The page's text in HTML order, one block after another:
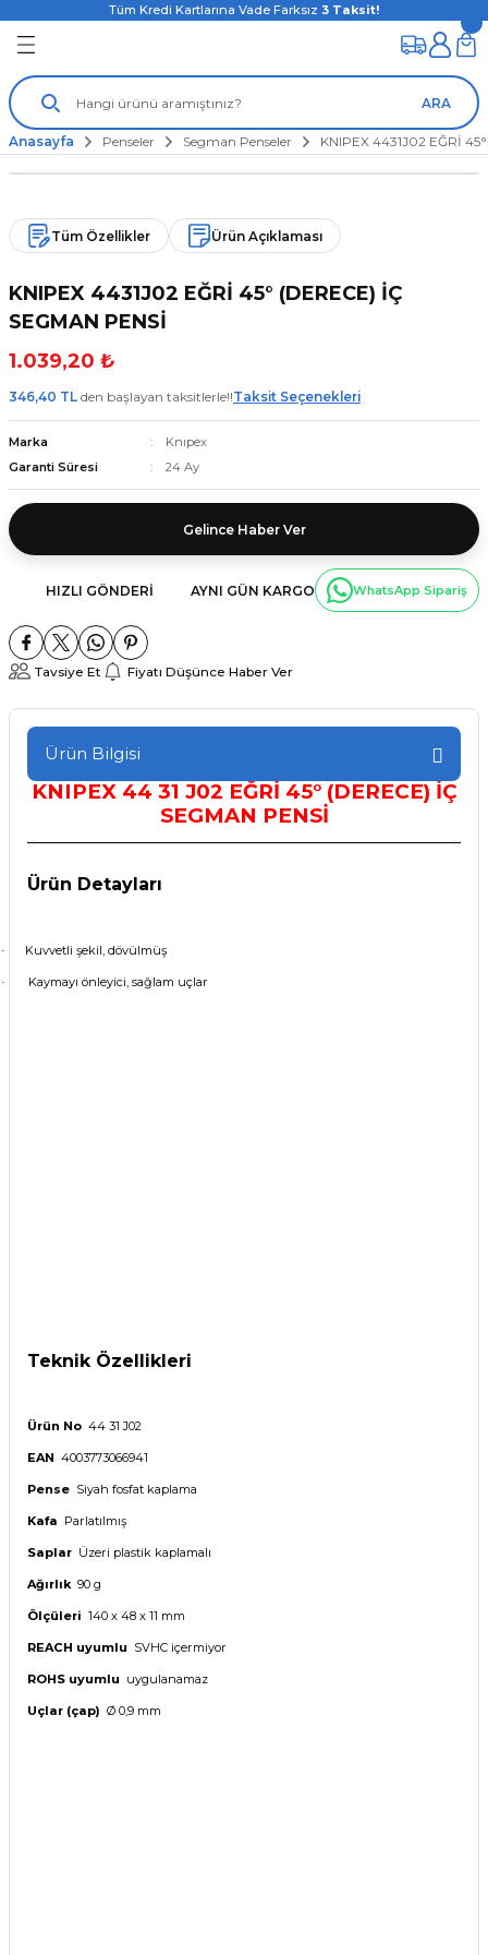
Tüm Kredi Kartlarına Vade Farksız 3 Taksit!
ARA
Anasayfa Penseler Segman Penseler KNIPEX 4431J02 EĞRİ
Tüm Özellikler Ürün Açıklaması
KNIPEX 4431J02 EĞRİ 45° (DERECE) İÇ
SEGMAN PENSİ
1.039,20 ₺
346,40 TL den başlayan taksitlerle!!Taksit Seçenekleri
Marka
Knıpex
Garanti Süresi
24 Ay
Gelince Haber Ver
HIZLI GÖNDERI AYNI GÜN KARGO WhatsApp Sipariş
Tavsiye Et Fiyatı Düşünce Haber Ver
Ürün Bilgisi
KNIPEX 44 31 J02 EĞRİ 45° (DERECE) İÇ
SEGMAN PENSİ
Ürün Detayları
· Kuvvetli şekil, dövülmüş
· Kaymayı önleyici, sağlam uçlar
Teknik Özellikleri
Ürün No 44 31 J02
EAN 4003773066941
Pense Siyah fosfat kaplama
Kafa Parlatılmış
Saplar Üzeri plastik kaplamalı
Ağırlık 90 g
Ölçüleri 140 x 48 x 11 mm
REACH uyumlu SVHC içermiyor
ROHS uyumlu uygulanamaz
Uçlar (çap) Ø 0,9 mm